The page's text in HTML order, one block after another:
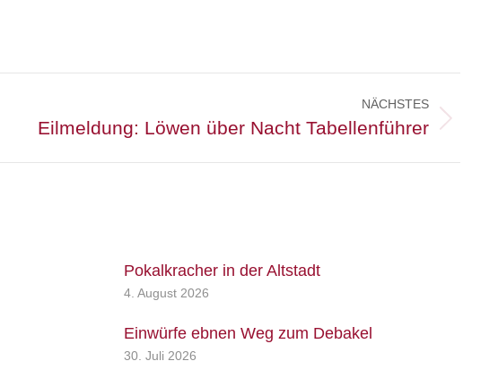
NÄCHSTES
Eilmeldung: Löwen über Nacht Tabellenführer
Pokalkracher in der Altstadt
4. August 2026
Einwürfe ebnen Weg zum Debakel
30. Juli 2026